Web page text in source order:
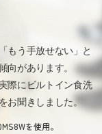
もう手放せない」と
向があります。
際にビルトイン食洗
お聞きしました。
を使用。